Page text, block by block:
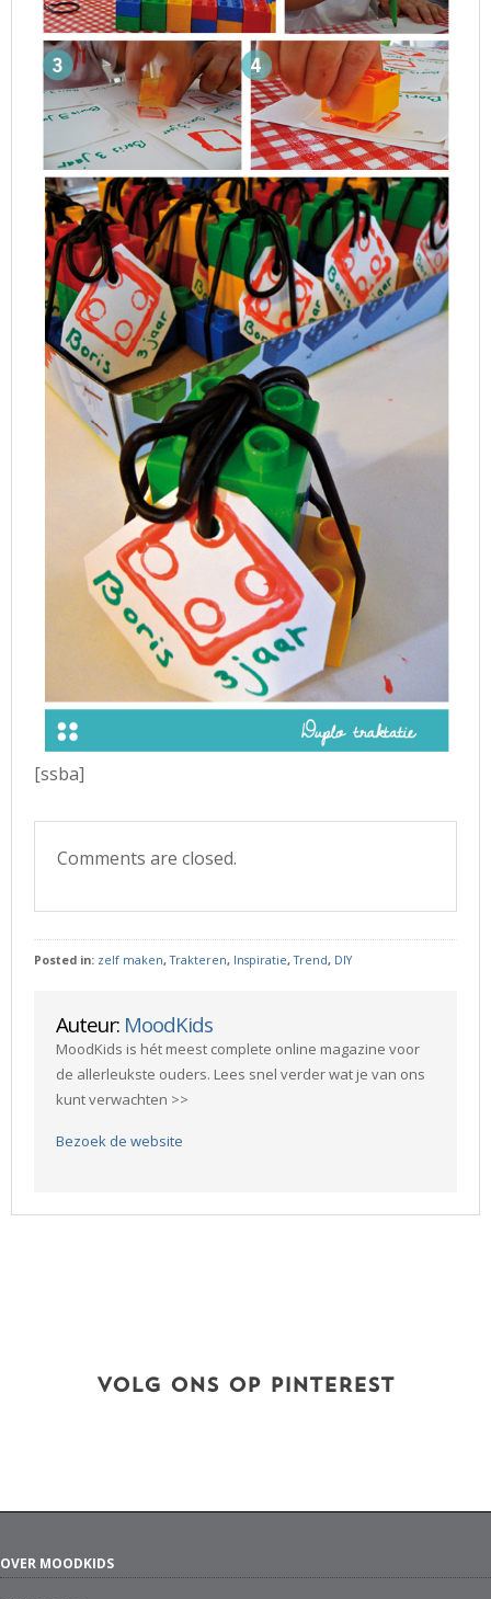
[ssba]
Comments are closed.
Posted in: zelf maken,Trakteren, Inspiratie,Trend, DIY
Auteur: MoodKids
MoodKids is hét meest complete online magazine voor
de allerleukste ouders. Lees snel verder wat je van ons
kunt verwachten >>
Bezoek de website
VOLG ONS OP PINTEREST
OVER MOODKIDS